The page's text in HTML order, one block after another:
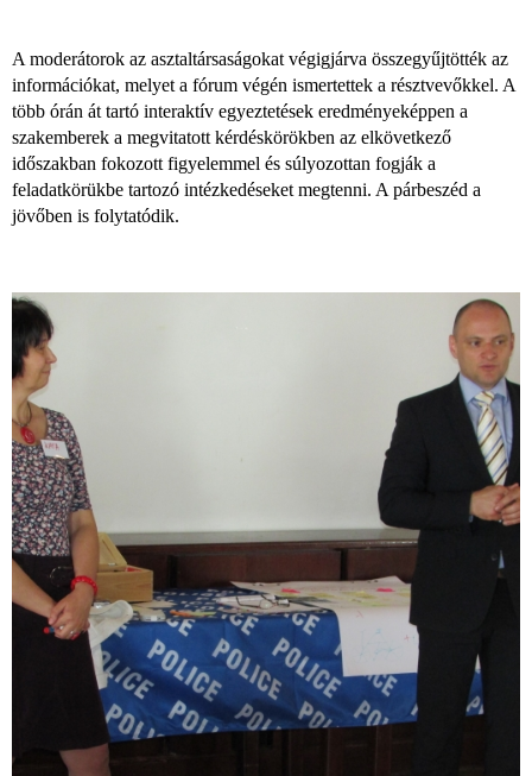
A moderátorok az asztaltársaságokat végigjárva összegyűjtötték az
információkat, melyet a fórum végén ismertettek a résztvevőkkel. A
több órán át tartó interaktív egyeztetések eredményeképpen a
szakemberek a megvitatott kérdéskörökben az elkövetkező
időszakban fokozott figyelemmel és súlyozottan fogják a
feladatkörükbe tartozó intézkedéseket megtenni. A párbeszéd a
jövőben is folytatódik.